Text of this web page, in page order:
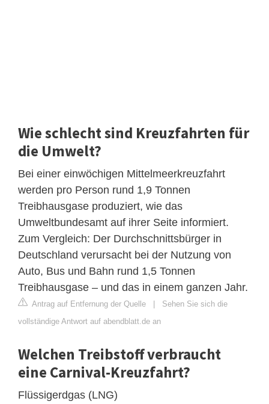
Wie schlecht sind Kreuzfahrten für
die Umwelt?
Bei einer einwöchigen Mittelmeerkreuzfahrt
werden pro Person rund 1,9 Tonnen
Treibhausgase produziert, wie das
Umweltbundesamt auf ihrer Seite informiert.
Zum Vergleich: Der Durchschnittsbürger in
Deutschland verursacht bei der Nutzung von
Auto, Bus und Bahn rund 1,5 Tonnen
Treibhausgase – und das in einem ganzen Jahr.
Antrag auf Entfernung der Quelle | Sehen Sie sich die
vollständige Antwort auf abendblatt.de an
Welchen Treibstoff verbraucht
eine Carnival-Kreuzfahrt?
Flüssigerdgas (LNG)